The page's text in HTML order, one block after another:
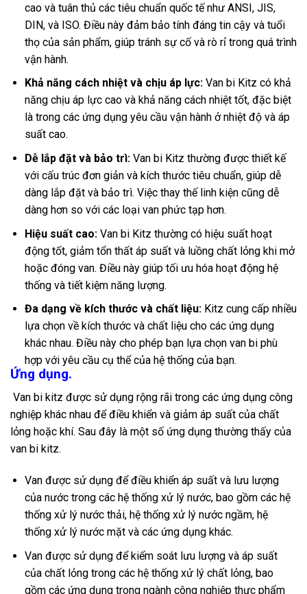
cao và tuân thủ các tiêu chuẩn quốc tế như ANSI, JIS,
DIN, và ISO. Điều này đảm bảo tính đáng tin cậy và tuổi
thọ của sản phẩm, giúp tránh sự cố và rò rỉ trong quá trình
vận hành.
Khả năng cách nhiệt và chịu áp lực:Van bi Kitz có khả
năng chịu áp lực cao và khả năng cách nhiệt tốt, đặc biệt
là trong các ứng dụng yêu cầu vận hành ở nhiệt độ và áp
suất cao.
Dễ lắp đặt và bảo trì:Van bi Kitz thường được thiết kế
với cấu trúc đơn giản và kích thước tiêu chuẩn, giúp dễ
dàng lắp đặt và bảo trì. Việc thay thế linh kiện cũng dễ
dàng hơn so với các loại van phức tạp hơn.
Hiệu suất cao:Van bi Kitz thường có hiệu suất hoạt
động tốt, giảm tổn thất áp suất và luồng chất lỏng khi mở
hoặc đóng van. Điều này giúp tối ưu hóa hoạt động hệ
thống và tiết kiệm năng lượng.
Đa dạng về kích thước và chất liệu:Kitz cung cấp nhiều
lựa chọn về kích thước và chất liệu cho các ứng dụng
khác nhau. Điều này cho phép bạn lựa chọn van bi phù
hợp với yêu cầu cụ thể của hệ thống của bạn.
Ứng dụng.
Van bi kitz được sử dụng rộng rãi trong các ứng dụng công
nghiệp khác nhau để điều khiển và giảm áp suất của chất
lỏng hoặc khí. Sau đây là một số ứng dụng thường thấy của
van bi kitz.
Van được sử dụng để điều khiển áp suất và lưu lượng
của nước trong các hệ thống xử lý nước, bao gồm các hệ
thống xử lý nước thải, hệ thống xử lý nước ngầm, hệ
thống xử lý nước mặt và các ứng dụng khác.
Van được sử dụng để kiểm soát lưu lượng và áp suất
của chất lỏng trong các hệ thống xử lý chất lỏng, bao
gồm các ứng dụng trong ngành công nghiệp thực phẩm